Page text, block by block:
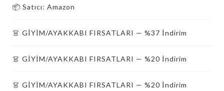
📦 Satıcı: Amazon
👗 GİYİM/AYAKKABI FIRSATLARI — %37 İndirim
👗 GİYİM/AYAKKABI FIRSATLARI — %20 İndirim
👗 GİYİM/AYAKKABI FIRSATLARI — %20 İndirim